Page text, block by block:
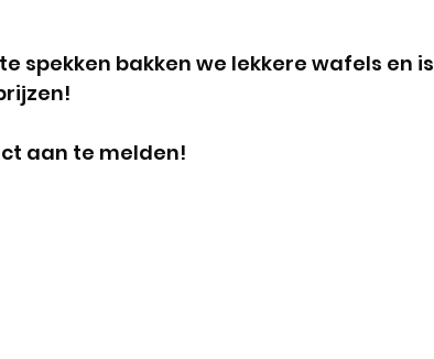
spekken bakken we lekkere wafels en is
aan te melden!